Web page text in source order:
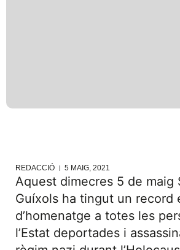
REDACCIÓ 5 MAIG, 2021
Aquest dimecres 5 de maig
Guíxols ha tingut un record
d’homenatge a totes les
l’Estat deportades i